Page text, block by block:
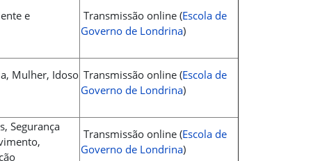
e
Transmissão online (Escola de
Governo de Londrina)
Mulher, Idoso Transmissão online (Escola de
Governo de Londrina)
Segurança
Transmissão online (Escola de
Governo de Londrina)